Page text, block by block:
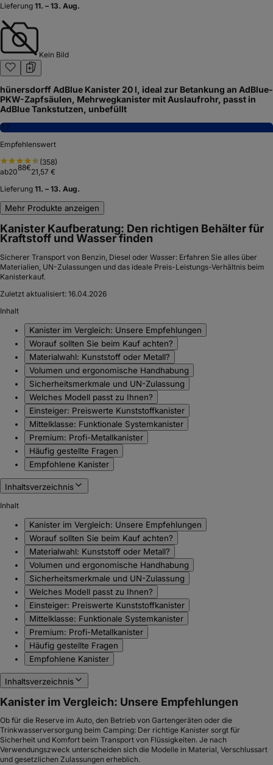
Lieferung 11. – 13. Aug.
Kein Bild
hünersdorff AdBlue Kanister 20 l, ideal zur Betankung an AdBlue-
PKW-Zapfsäulen, Mehrwegkanister mit Auslaufrohr, passt in
AdBlue Tankstutzen, unbefüllt
7,7
Empfehlenswert
(358)
ab2088€21,57 €
Lieferung 11. – 13. Aug.
Mehr Produkte anzeigen
Kanister Kaufberatung: Den richtigen Behälter für
Kraftstoff und Wasser finden
Sicherer Transport von Benzin, Diesel oder Wasser: Erfahren Sie alles über
Materialien, UN-Zulassungen und das ideale Preis-Leistungs-Verhältnis beim
Kanisterkauf.
Zuletzt aktualisiert: 16.04.2026
Inhalt
Kanister im Vergleich: Unsere Empfehlungen
Worauf sollten Sie beim Kauf achten?
Materialwahl: Kunststoff oder Metall?
Volumen und ergonomische Handhabung
Sicherheitsmerkmale und UN-Zulassung
Welches Modell passt zu Ihnen?
Einsteiger: Preiswerte Kunststoffkanister
Mittelklasse: Funktionale Systemkanister
Premium: Profi-Metallkanister
Häufig gestellte Fragen
Empfohlene Kanister
Inhaltsverzeichnis
Inhalt
Kanister im Vergleich: Unsere Empfehlungen
Worauf sollten Sie beim Kauf achten?
Materialwahl: Kunststoff oder Metall?
Volumen und ergonomische Handhabung
Sicherheitsmerkmale und UN-Zulassung
Welches Modell passt zu Ihnen?
Einsteiger: Preiswerte Kunststoffkanister
Mittelklasse: Funktionale Systemkanister
Premium: Profi-Metallkanister
Häufig gestellte Fragen
Empfohlene Kanister
Inhaltsverzeichnis
Kanister im Vergleich: Unsere Empfehlungen
Ob für die Reserve im Auto, den Betrieb von Gartengeräten oder die
Trinkwasserversorgung beim Camping: Der richtige Kanister sorgt für
Sicherheit und Komfort beim Transport von Flüssigkeiten. Je nach
Verwendungszweck unterscheiden sich die Modelle in Material, Verschlussart
und gesetzlichen Zulassungen erheblich.